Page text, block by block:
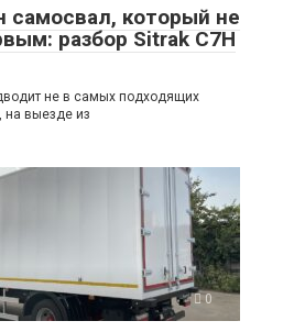
самосвал, который не
разбор Sitrak C7H
не в самых подходящих
на выезде из
0